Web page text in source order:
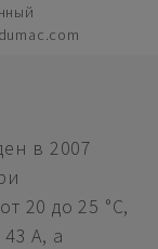
в 2007
20 до 25 °C,
А, а